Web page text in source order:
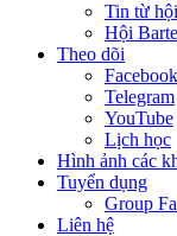
Tin từ
Hội
Theo dõi
Facebook
Telegram
YouTube
Lịch học
Hình ảnh các
Tuyển dụng
Group
Liên hệ